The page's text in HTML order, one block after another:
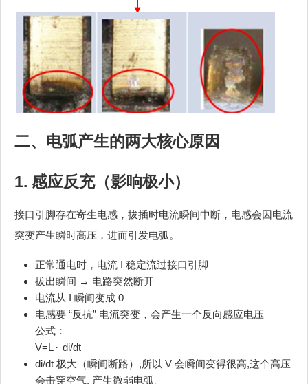
二、电弧产生的两大核心原因
1. 感应反充（影响极小）
接口引脚存在寄生电感，拔插时电流瞬间中断，电感会因电流
突变产生瞬时高压，进而引发电弧。
正常通电时，电流 I 稳定流过接口引脚
拔出瞬间 → 电路突然断开
电流从 I 瞬间变成 0
电感要 “反抗” 电流突变，会产生一个反向感应电压
公式：
V=L⋅ di/dt
di/dt 极大（瞬间断路）,所以 V 会瞬间变得很高,这个高压
会击穿空气, 产生微弱电弧。